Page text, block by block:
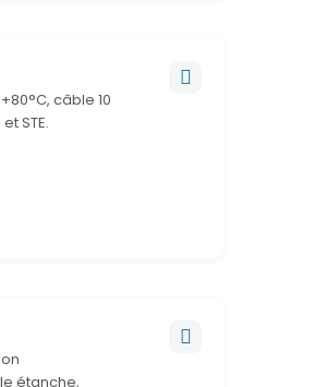
câble 10
STE.
étanche,